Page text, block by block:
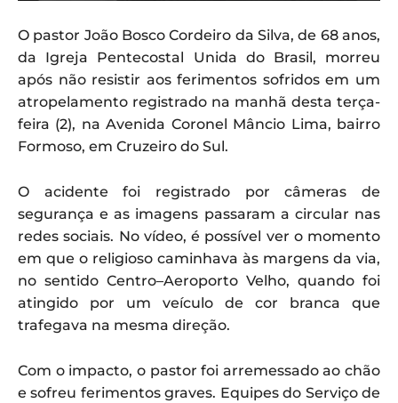
O pastor João Bosco Cordeiro da Silva, de 68 anos,
da Igreja Pentecostal Unida do Brasil, morreu
após não resistir aos ferimentos sofridos em um
atropelamento registrado na manhã desta terça-
feira (2), na Avenida Coronel Mâncio Lima, bairro
Formoso, em Cruzeiro do Sul.
O acidente foi registrado por câmeras de
segurança e as imagens passaram a circular nas
redes sociais. No vídeo, é possível ver o momento
em que o religioso caminhava às margens da via,
no sentido Centro–Aeroporto Velho, quando foi
atingido por um veículo de cor branca que
trafegava na mesma direção.
Com o impacto, o pastor foi arremessado ao chão
e sofreu ferimentos graves. Equipes do Serviço de